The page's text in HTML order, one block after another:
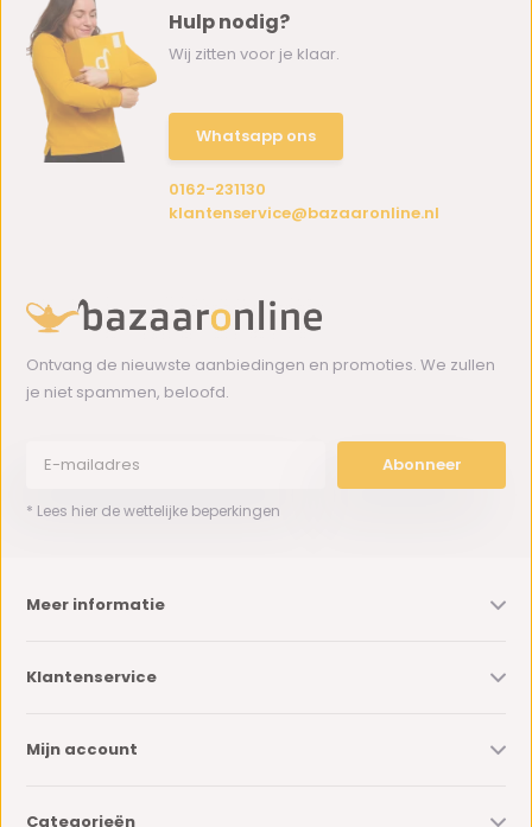
Hulp nodig?
Wij zitten voor je klaar.
Whatsapp ons
0162-231130
klantenservice@bazaaronline.nl
Ontvang de nieuwste aanbiedingen en promoties. We zullen
je niet spammen, beloofd.
Abonneer
* Lees hier de wettelijke beperkingen
Meer informatie
Klantenservice
Mijn account
Categorieën